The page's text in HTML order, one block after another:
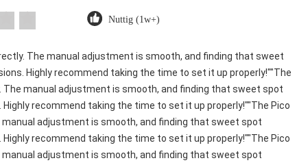
Nuttig (1w+)
The manual adjustment is smooth, and finding that sweet
Highly recommend taking the time to set it up properly!""The
The manual adjustment is smooth, and finding that sweet spot
recommend taking the time to set it up properly!""The Pico
adjustment is smooth, and finding that sweet spot
recommend taking the time to set it up properly!""The Pico
adjustment is smooth, and finding that sweet spot